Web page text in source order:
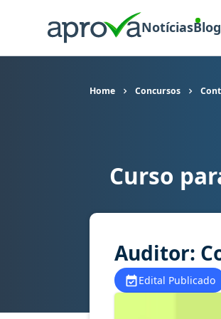
NotíciasBlog
Home Concursos
Curso para concurso
Curso
Auditor:
Edital Publicado